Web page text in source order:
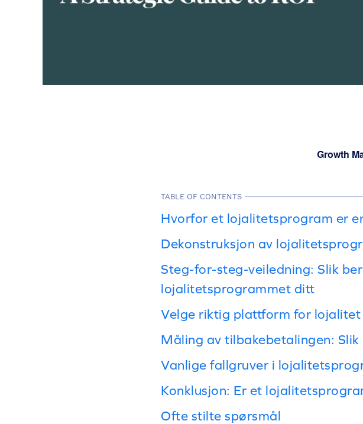
Growth
TABLE OF CONTENTS
Hvorfor et lojalitetsprogram er
Dekonstruksjon av
Steg-for-steg-veiledning: Slik
lojalitetsprogrammet ditt
Velge riktig plattform for lojalitet
Måling av tilbakebetalingen:
Vanlige fallgruver i
Konklusjon: Er et
Ofte stilte spørsmål